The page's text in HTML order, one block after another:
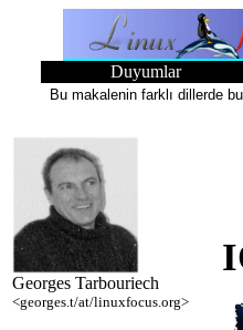
Duyumlar
Bu makalenin farklı dillerde
Georges Tarbouriech
<georges.t/at/linuxfocus.org>